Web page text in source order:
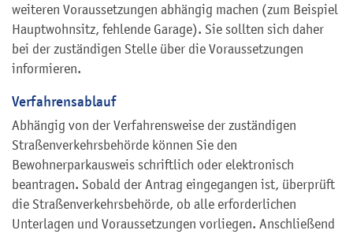
weiteren Voraussetzungen abhängig machen (zum Beispiel
Hauptwohnsitz, fehlende Garage). Sie sollten sich daher
bei der zuständigen Stelle über die Voraussetzungen
informieren.
Verfahrensablauf
Abhängig von der Verfahrensweise der zuständigen
Straßenverkehrsbehörde können Sie den
Bewohnerparkausweis schriftlich oder elektronisch
beantragen. Sobald der Antrag eingegangen ist, überprüft
die Straßenverkehrsbehörde, ob alle erforderlichen
Unterlagen und Voraussetzungen vorliegen. Anschließend